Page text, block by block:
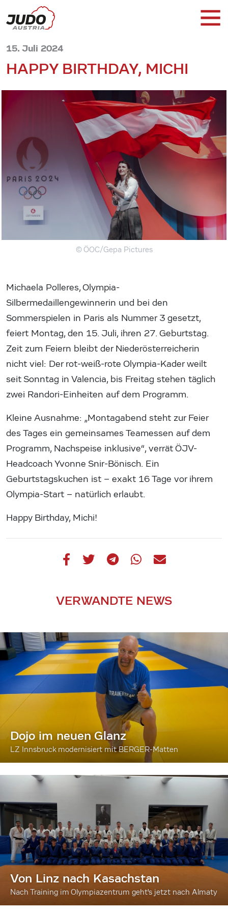
15. Juli 2024
HAPPY BIRTHDAY, MICHI
© ÖOC/Gepa Pictures
Michaela Polleres, Olympia-
Silbermedaillengewinnerin und bei den
Sommerspielen in Paris als Nummer 3 gesetzt,
feiert Montag, den 15. Juli, ihren 27. Geburtstag.
Zeit zum Feiern bleibt der Niederösterreicherin
nicht viel: Der rot-weiß-rote Olympia-Kader weilt
seit Sonntag in Valencia, bis Freitag stehen täglich
zwei Randori-Einheiten auf dem Programm.
Kleine Ausnahme: „Montagabend steht zur Feier
des Tages ein gemeinsames Teamessen auf dem
Programm, Nachspeise inklusive“, verrät ÖJV-
Headcoach Yvonne Snir-Bönisch. Ein
Geburtstagskuchen ist – exakt 16 Tage vor ihrem
Olympia-Start – natürlich erlaubt.
Happy Birthday, Michi!
VERWANDTE NEWS
Dojo im neuen Glanz
LZ Innsbruck modernisiert mit BERGER-Matten
Von Linz nach Kasachstan
Nach Training im Olympiazentrum geht's jetzt nach Almaty